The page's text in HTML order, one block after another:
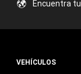
Encuentra tu
VEHÍCULOS